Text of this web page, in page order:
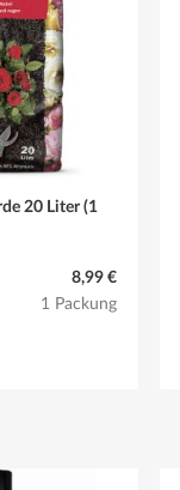
20 Liter (1
8,99 €
1 Packung